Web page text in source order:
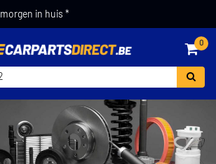
morgen in huis *
0